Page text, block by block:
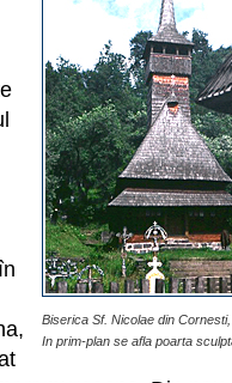
Biserica Sf. Nicolae din
In prim-plan se afla poarta